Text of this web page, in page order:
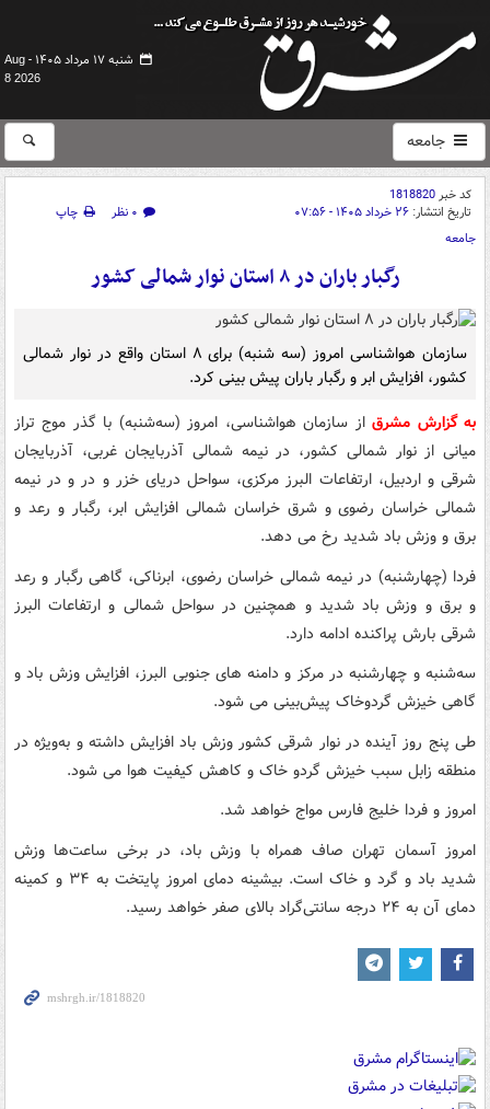
شنبه ۱۷ مرداد ۱۴۰۵ -
Aug
8 2026
جامعه
کد خبر1818820
تاریخ انتشار: ۲۶ خرداد ۱۴۰۵ - ۰۷:۵۶ ۰ نظر
چاپ
جامعه
رگبار باران در ۸ استان نوار شمالی کشور
سازمان هواشناسی امروز (سه شنبه) برای ۸ استان واقع در نوار شمالی
کشور، افزایش ابر و رگبار باران پیش بینی کرد.
به گزارش مشرقاز سازمان هواشناسی، امروز (سه‌شنبه) با گذر موج تراز
میانی از نوار شمالی کشور، در نیمه شمالی آذربایجان غربی، آذربایجان
شرقی و اردبیل، ارتفاعات البرز مرکزی، سواحل دریای خزر و در و در نیمه
شمالی خراسان رضوی و شرق خراسان شمالی افزایش ابر، رگبار و رعد و
برق و وزش باد شدید رخ می دهد.
فردا (چهارشنبه) در نیمه شمالی خراسان رضوی، ابرناکی، گاهی رگبار و رعد
و برق و وزش باد شدید و همچنین در سواحل شمالی و ارتفاعات البرز
شرقی بارش پراکنده ادامه دارد.
سه‌شنبه و چهارشنبه در مرکز و دامنه های جنوبی البرز، افزایش وزش باد و
گاهی خیزش گردوخاک پیش‌بینی می شود.
طی پنج روز آینده در نوار شرقی کشور وزش باد افزایش داشته و به‌ویژه در
منطقه زابل سبب خیزش گردو خاک و کاهش کیفیت هوا می شود.
امروز و فردا خلیج فارس مواج خواهد شد.
امروز آسمان تهران صاف همراه با وزش باد، در برخی ساعت‌ها وزش
شدید باد و گرد و خاک است. بیشینه دمای امروز پایتخت به ۳۴ و کمینه
دمای آن به ۲۴ درجه سانتی‌گراد بالای صفر خواهد رسید.